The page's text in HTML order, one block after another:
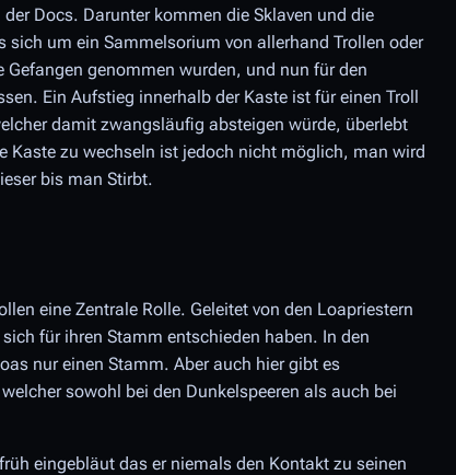
Docs. Darunter kommen die Sklaven und die
sich um ein Sammelsorium von allerhand Trollen oder
Gefangen genommen wurden, und nun für den
Ein Aufstieg innerhalb der Kaste ist für einen Troll
damit zwangsläufig absteigen würde, überlebt
Kaste zu wechseln ist jedoch nicht möglich, man wird
bis man Stirbt.
eine Zentrale Rolle. Geleitet von den Loapriestern
für ihren Stamm entschieden haben. In den
nur einen Stamm. Aber auch hier gibt es
sowohl bei den Dunkelspeeren als auch bei
eingebläut das er niemals den Kontakt zu seinen